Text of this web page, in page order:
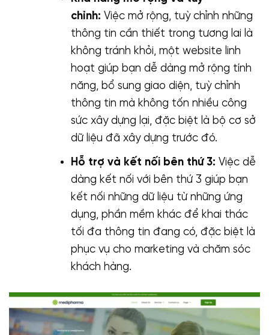
chỉnh: Việc mở rộng, tuỳ chỉnh những
thông tin cần thiết trong tương lai là
không tránh khỏi, một website linh
hoạt giúp bạn dễ dàng mở rộng tính
năng, bổ sung giao diện, tuỳ chỉnh
thông tin mà không tốn nhiều công
sức xây dựng lại, đặc biệt là bộ cơ sở
dữ liệu đã xây dựng trước đó.
Hỗ trợ và kết nối bên thứ 3: Việc dễ
dàng kết nối với bên thứ 3 giúp bạn
kết nối những dữ liệu từ những ứng
dụng, phần mềm khác để khai thác
tối đa thông tin đang có, đặc biệt là
phục vụ cho marketing và chăm sóc
khách hàng.